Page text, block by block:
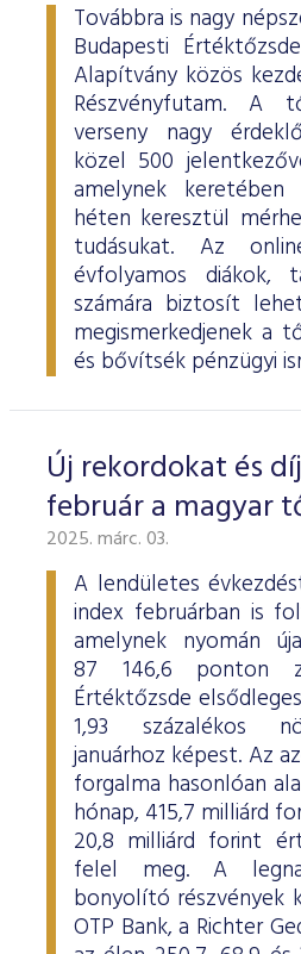
Továbbra is nagy
Budapesti
Alapítvány közös
Részvényfutam. A
verseny nagy
közel 500
amelynek
héten keresztül
tudásukat. Az
évfolyamos diákok,
számára biztosít
megismerkedjenek a
és bővítsék pénzügyi
Új rekordokat és
február a magyar
2025. márc. 03.
A lendületes
index februárban is
amelynek nyomán
87 146,6 ponton
Értéktőzsde
1,93 százalékos
januárhoz képest. Az
forgalma hasonlóan
hónap, 415,7 milliárd
20,8 milliárd forint
felel meg. A
bonyolító részvények
OTP Bank, a Richter